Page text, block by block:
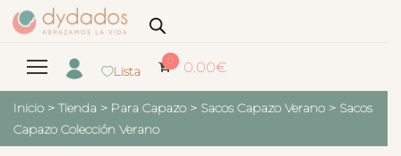
Lista
0 0.00€
Inicio > Tienda > Para Capazo > Sacos Capazo Verano > Sacos
Capazo Colección Verano